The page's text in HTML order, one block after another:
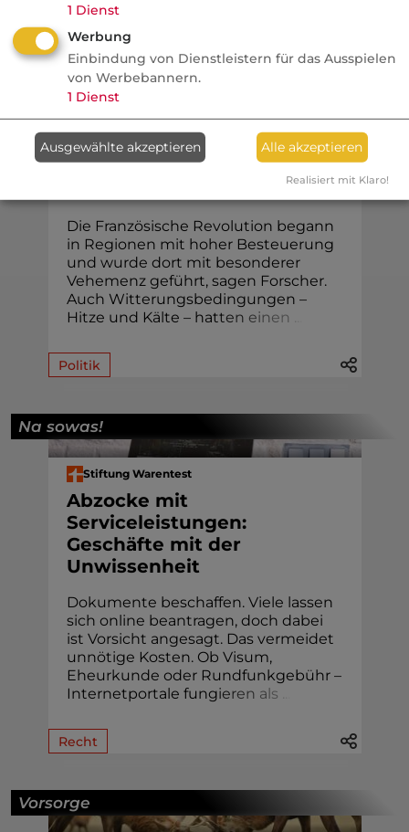
Finanzen
FONDS professionell
Studie: Ungleiche
Besteuerung begünstigte
Französische Revolution
Die Französische Revolution begann
in Regionen mit hoher Besteuerung
und wurde dort mit besonderer
Vehemenz geführt, sagen Forscher.
Auch Witterungsbedingungen –
Hitze und Kälte – hatten einen
Politik
Na sowas!
Stiftung Warentest
Abzocke mit
Serviceleistungen:
Geschäfte mit der
Unwissenheit
Dokumente beschaffen. Viele lassen
sich online beantragen, doch dabei
ist Vorsicht angesagt. Das vermeidet
unnötige Kosten. Ob Visum,
Eheur­kunde oder Rund­funk­gebühr –
Internetportale fungieren als
Recht
Vorsorge
1 Dienst
Werbung
Einbindung von Dienstleistern für das Ausspielen
von Werbebannern.
1 Dienst
Ausgewählte akzeptieren Alle akzeptieren
Realisiert mit Klaro!